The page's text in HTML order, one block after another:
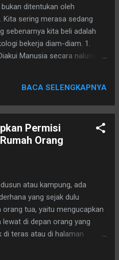
yang tidak diduga, ada yang
mengamankan nama itu dal...
ditentukan oleh
Kita sering merasa sedang
sebenarnya kita beli adalah
bekerja diam-diam. 1.
Manusia secara naluriah
rasa ingin diakui itu masuk ke
logika sering kalah oleh
motor baru padahal motor
agar tidak terlihat
Tapi karena takut dinilai
Liburan orang lain
orang lain Lalu tanpa
kita tidak pernah benar-
Berapa cicilan mereka
BACA SELENGKAPNYA
Permisi
Orang
atau kampung, ada
yang sejak dulu
orang tua, yaitu mengucapkan
lewat di depan orang yang
di teras atau di halaman